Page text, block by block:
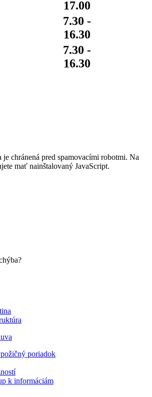
17.00
7.30 -
16.30
7.30 -
16.30
je chránená pred spamovacími robotmi. Na
mať nainštalovaný JavaScript.
poriadok
k informáciám